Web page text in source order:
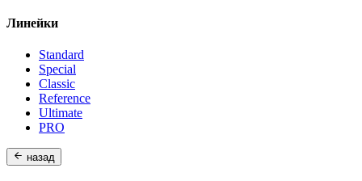
Линейки
Standard
Special
Classic
Reference
Ultimate
PRO
назад